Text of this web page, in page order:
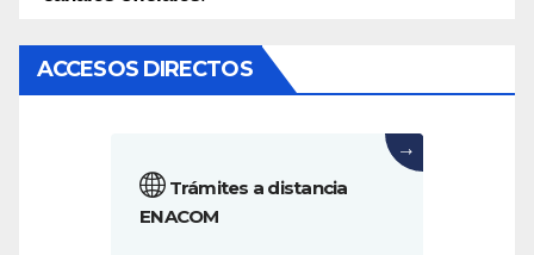
ACCESOS DIRECTOS
Trámites a distancia
ENACOM
→